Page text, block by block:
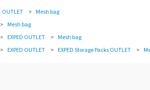
OUTLET > Mesh bag
> Mesh bag
> EXPED OUTLET > Mesh bag
> EXPED OUTLET > EXPED Storage Packs OUTLET >